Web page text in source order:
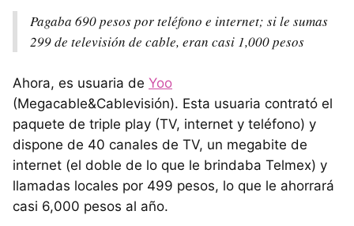
Pagaba 690 pesos por teléfono e internet; si le sumas
299 de televisión de cable, eran casi 1,000 pesos
Ahora, es usuaria de Yoo
(Megacable&Cablevisión). Esta usuaria contrató el
paquete de triple play (TV, internet y teléfono) y
dispone de 40 canales de TV, un megabite de
internet (el doble de lo que le brindaba Telmex) y
llamadas locales por 499 pesos, lo que le ahorrará
casi 6,000 pesos al año.